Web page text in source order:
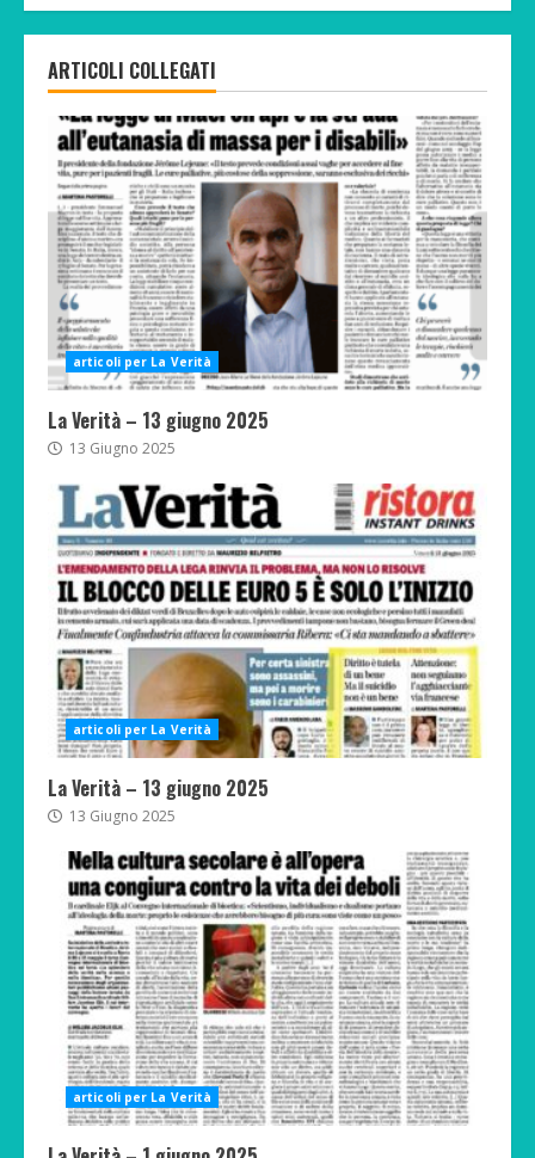
ARTICOLI COLLEGATI
articoli per La Verità
La Verità – 13 giugno 2025
13 Giugno 2025
articoli per La Verità
La Verità – 13 giugno 2025
13 Giugno 2025
articoli per La Verità